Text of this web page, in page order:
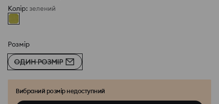
Колір: зелений
Розмір
ОДИН РОЗМІР
Вибраний розмір недоступний